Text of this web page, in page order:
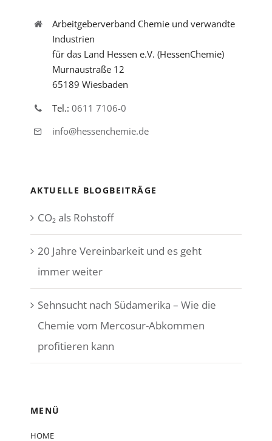
Arbeitgeberverband Chemie und verwandte
Industrien
für das Land Hessen e.V. (HessenChemie)
Murnaustraße 12
65189 Wiesbaden
Tel.: 0611 7106-0
info@hessenchemie.de
AKTUELLE BLOGBEITRÄGE
CO₂ als Rohstoff
20 Jahre Vereinbarkeit und es geht
immer weiter
Sehnsucht nach Südamerika – Wie die
Chemie vom Mercosur-Abkommen
profitieren kann
MENÜ
HOME